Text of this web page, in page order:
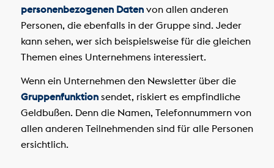
personenbezogenen Datenvon allen anderen
Personen, die ebenfalls in der Gruppe sind. Jeder
kann sehen, wer sich beispielsweise für die gleichen
Themen eines Unternehmens interessiert.
Wenn ein Unternehmen den Newsletter über die
Gruppenfunktionsendet, riskiert es empfindliche
Geldbußen. Denn die Namen, Telefonnummern von
allen anderen Teilnehmenden sind für alle Personen
ersichtlich.